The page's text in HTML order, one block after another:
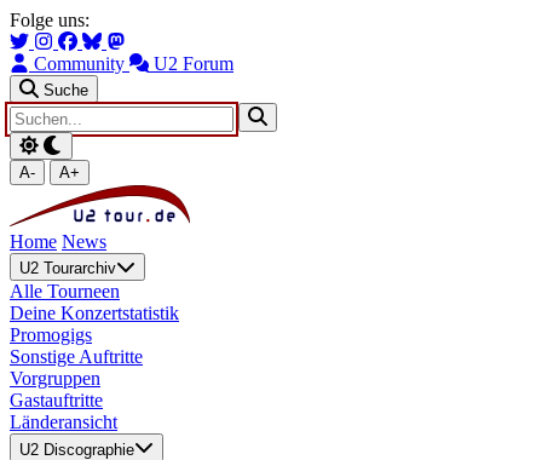
Zum Hauptinhalt springen
Zur Navigation springen
Folge uns:
Community U2 Forum
Suche
A- A+
Home News
U2 Tourarchiv
Alle Tourneen
Deine Konzertstatistik
Promogigs
Sonstige Auftritte
Vorgruppen
Gastauftritte
Länderansicht
U2 Discographie